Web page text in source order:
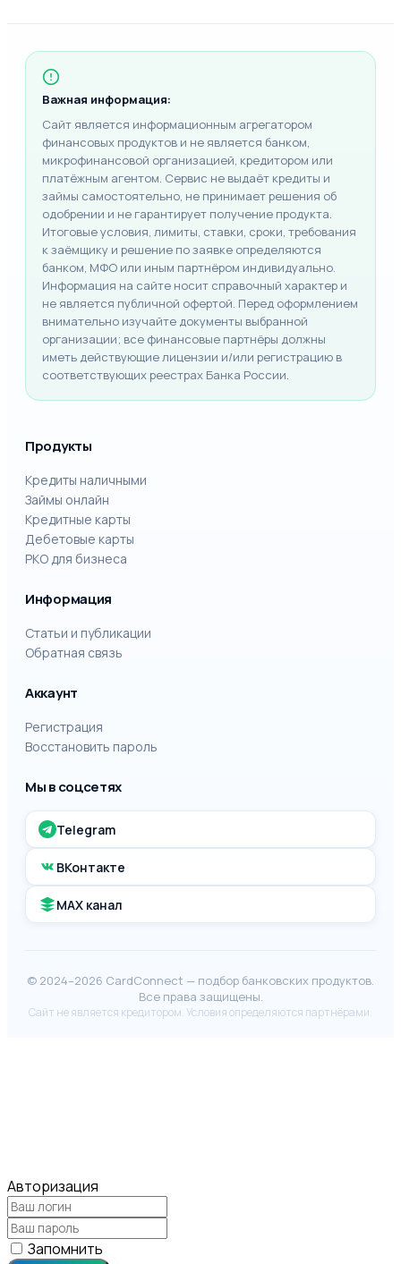
Важная информация:
Сайт является информационным агрегатором
финансовых продуктов и не является банком,
микрофинансовой организацией, кредитором или
платёжным агентом. Сервис не выдаёт кредиты и
займы самостоятельно, не принимает решения об
одобрении и не гарантирует получение продукта.
Итоговые условия, лимиты, ставки, сроки, требования
к заёмщику и решение по заявке определяются
банком, МФО или иным партнёром индивидуально.
Информация на сайте носит справочный характер и
не является публичной офертой. Перед оформлением
внимательно изучайте документы выбранной
организации; все финансовые партнёры должны
иметь действующие лицензии и/или регистрацию в
соответствующих реестрах Банка России.
Продукты
Кредиты наличными
Займы онлайн
Кредитные карты
Дебетовые карты
РКО для бизнеса
Информация
Статьи и публикации
Обратная связь
Аккаунт
Регистрация
Восстановить пароль
Мы в соцсетях
Telegram
ВКонтакте
MAX канал
© 2024–2026 CardConnect — подбор банковских продуктов.
Все права защищены.
Сайт не является кредитором. Условия определяются партнёрами.
Авторизация
Запомнить